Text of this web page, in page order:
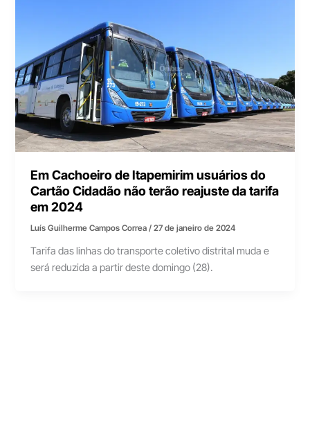
Em Cachoeiro de Itapemirim usuários do
Cartão Cidadão não terão reajuste da tarifa
em 2024
Luís Guilherme Campos Correa/27 de janeiro de 2024
Tarifa das linhas do transporte coletivo distrital muda e
será reduzida a partir deste domingo (28).